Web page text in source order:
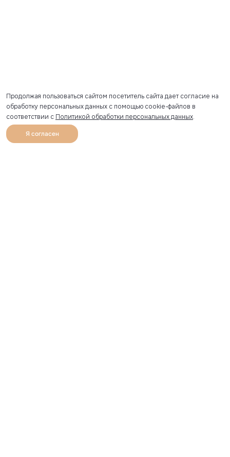
Каталог Избранное
Продолжая пользоваться сайтом посетитель сайта дает согласие на
обработку персональных данных с помощью cookie-файлов в
соответствии с Политикой обработки персональных данных.
Я согласен